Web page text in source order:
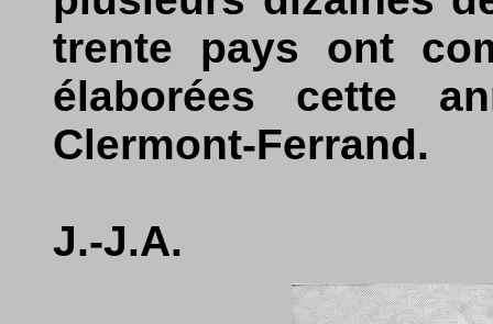
trente pays ont
élaborées cette
Clermont-Ferrand.
J.-J.A.